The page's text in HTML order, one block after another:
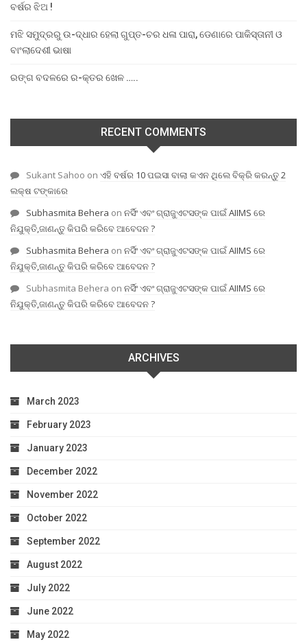
ବର୍ଷର ଝିଅ !
ମଝି ସମୁଦ୍ରରୁ ଉ-ଦ୍ଧାର ହେଲା ଗୁପ୍ତ-ଚର ଧଳା ପାରା, ଡେଣାରେ ପାକିସ୍ତାନୀ ଓ
ବାଂଲାଦେଶୀ ଭାଷା
ରଙ୍ଗ ବଦଳରେ ର-କ୍ତର ଖେଳ …..
RECENT COMMENTS
Sukant Sahoo on ଏହି ବର୍ଷର 10 ପଇସା ବାଲା କଏନ ଥିଲେ ବିକ୍ରି କରନ୍ତୁ 2
ଲକ୍ଷ ଟଙ୍କାରେ
Subhasmita Behera on ନର୍ସିଂ ଏବଂ ଗ୍ରାଜୁଏଟସଙ୍କ ପାଇଁ AIIMS ରେ
ନିଯୁକ୍ତି,ଜାଣନ୍ତୁ କିପରି କରିବେ ଆବେଦନ ?
Subhasmita Behera on ନର୍ସିଂ ଏବଂ ଗ୍ରାଜୁଏଟସଙ୍କ ପାଇଁ AIIMS ରେ
ନିଯୁକ୍ତି,ଜାଣନ୍ତୁ କିପରି କରିବେ ଆବେଦନ ?
Subhasmita Behera on ନର୍ସିଂ ଏବଂ ଗ୍ରାଜୁଏଟସଙ୍କ ପାଇଁ AIIMS ରେ
ନିଯୁକ୍ତି,ଜାଣନ୍ତୁ କିପରି କରିବେ ଆବେଦନ ?
ARCHIVES
March 2023
February 2023
January 2023
December 2022
November 2022
October 2022
September 2022
August 2022
July 2022
June 2022
May 2022